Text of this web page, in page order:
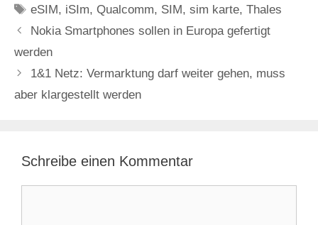
Schlagwörter
eSIM, iSIm,Qualcomm, SIM,sim karte,Thales
Nokia Smartphones sollen in Europa gefertigt
werden
1&1 Netz: Vermarktung darf weiter gehen, muss
aber klargestellt werden
Schreibe einen Kommentar